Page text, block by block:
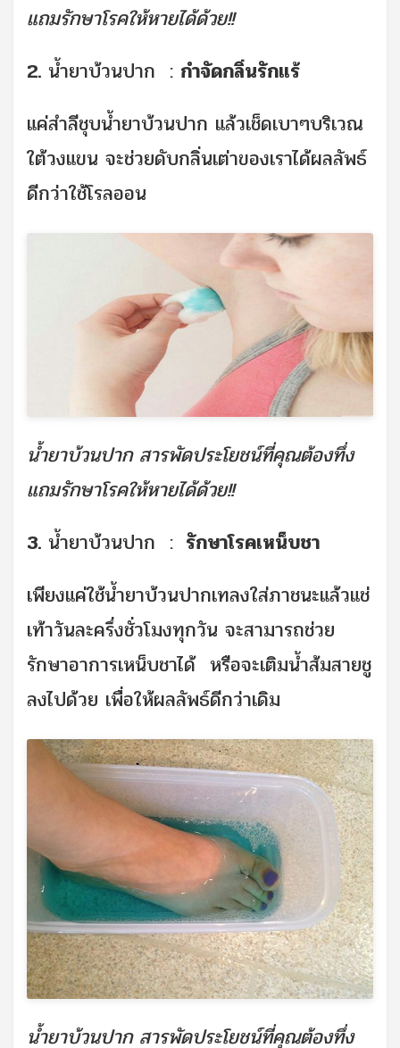
แถมรักษาโรคให้หายได้ด้วย!!
2. น้ำยาบ้วนปาก : กำจัดกลิ่นรักแร้
แค่สำลีชุบน้ำยาบ้วนปาก แล้วเช็ดเบาๆบริเวณ
ใต้วงแขน จะช่วยดับกลิ่นเต่าของเราได้ผลลัพธ์
ดีกว่าใช้โรลออน
น้ำยาบ้วนปาก สารพัดประโยชน์ที่คุณต้องทึ่ง
แถมรักษาโรคให้หายได้ด้วย!!
3. น้ำยาบ้วนปาก : รักษาโรคเหน็บชา
เพียงแค่ใช้น้ำยาบ้วนปากเทลงใส่ภาชนะแล้วแช่
เท้าวันละครึ่งชั่วโมงทุกวัน จะสามารถช่วย
รักษาอาการเหน็บชาได้ หรือจะเติมน้ำส้มสายชู
ลงไปด้วย เพื่อให้ผลลัพธ์ดีกว่าเดิม
น้ำยาบ้วนปาก สารพัดประโยชน์ที่คุณต้องทึ่ง